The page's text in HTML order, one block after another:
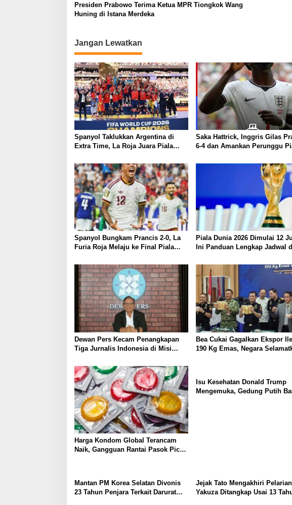
Presiden Prabowo Terima Ketua MPR Tiongkok Wang
Huning di Istana Merdeka
Jangan Lewatkan
Spanyol Taklukkan Argentina di
Extra Time, La Roja Juara Piala
Saka Hattrick, Inggris Gilas
6-4 dan Amankan Perunggu
Spanyol Bungkam Prancis 2-0, La
Furia Roja Melaju ke Final Piala
Piala Dunia 2026 Dimulai 12
Ini Panduan Lengkap Jadwal
Dewan Pers Kecam Penangkapan
Tiga Jurnalis Indonesia di Misi
Bea Cukai Gagalkan Ekspor
190 Kg Emas, Negara
Harga Kondom Global Terancam
Naik, Gangguan Rantai Pasok Picu
Isu Kesehatan Donald Trump
Mengemuka, Gedung Putih
Mantan PM Korea Selatan Divonis
23 Tahun Penjara Terkait Darurat
Jejak Tato Mengakhiri
Yakuza Ditangkap Usai 13